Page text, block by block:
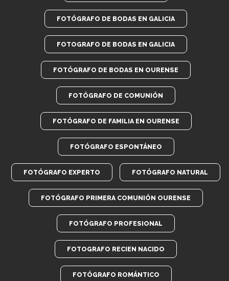
FOTÓGRAFO DE BODAS EN GALICIA
FOTOGRAFO DE BODAS EN GALICIA
FOTÓGRAFO DE BODAS EN OURENSE
FOTÓGRAFO DE COMUNIÓN
FOTÓGRAFO DE FAMILIA EN OURENSE
FOTÓGRAFO ESPONTÁNEO
FOTÓGRAFO EXPERTO FOTÓGRAFO NATURAL
FOTÓGRAFO PRIMERA COMUNIÓN OURENSE
FOTÓGRAFO PROFESIONAL
FOTOGRAFO RECIEN NACIDO
FOTÓGRAFO ROMÁNTICO